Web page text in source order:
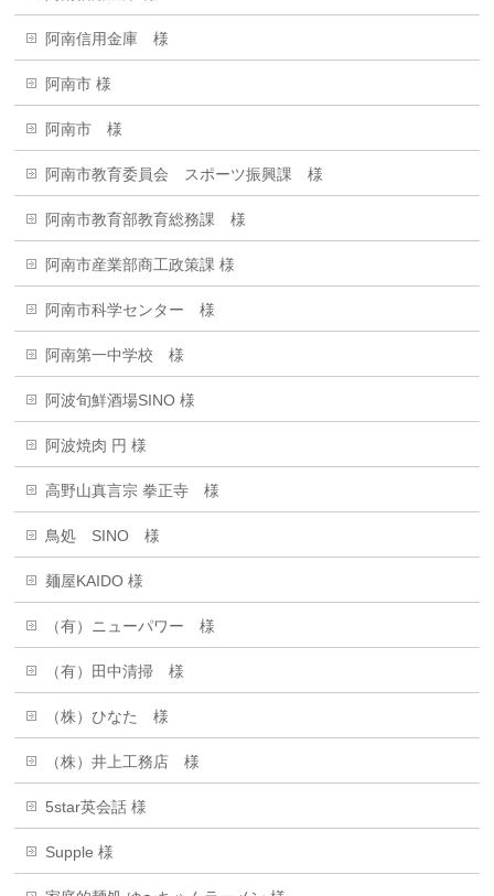
阿南信用金庫 様
阿南市 様
阿南市 様
阿南市教育委員会 スポーツ振興課 様
阿南市教育部教育総務課 様
阿南市産業部商工政策課 様
阿南市科学センター 様
阿南第一中学校 様
阿波旬鮮酒場SINO 様
阿波焼肉 円 様
高野山真言宗 拳正寺 様
鳥処 SINO 様
麺屋KAIDO 様
（有）ニューパワー 様
（有）田中清掃 様
（株）ひなた 様
（株）井上工務店 様
5star英会話 様
Supple 様